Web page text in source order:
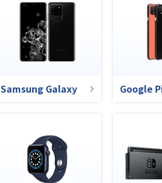
Samsung Galaxy Google